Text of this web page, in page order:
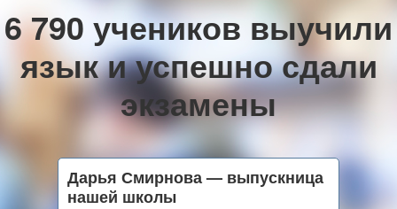
6 790 учеников выучили
язык и успешно сдали
экзамены
Дарья Смирнова — выпускница
нашей школы